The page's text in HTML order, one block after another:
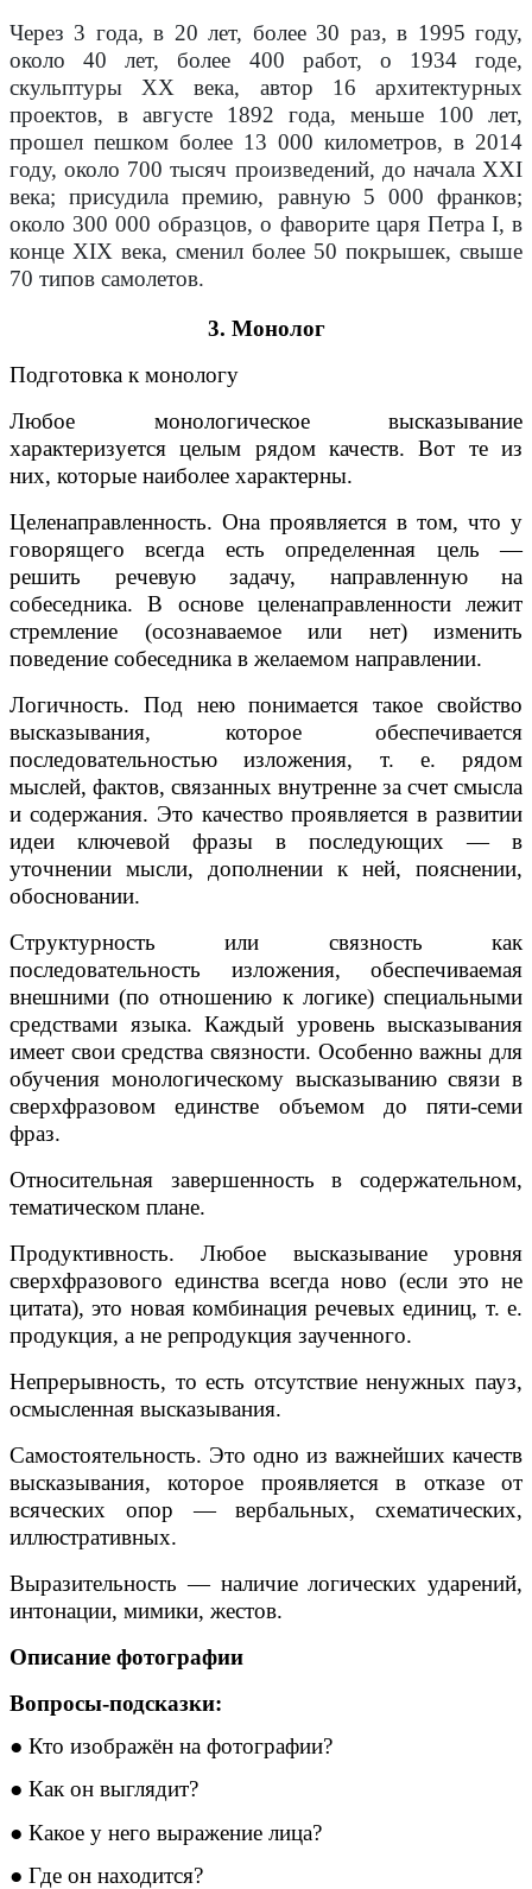
Через 3 года, в 20 лет, более 30 раз, в 1995 году,
около 40 лет, более 400 работ, о 1934 годе,
скульптуры XX века, автор 16 архитектурных
проектов, в августе 1892 года, меньше 100 лет,
прошел пешком более 13 000 километров, в 2014
году, около 700 тысяч произведений, до начала XXI
века; присудила премию, равную 5 000 франков;
около 300 000 образцов, о фаворите царя Петра I, в
конце XIX века, сменил более 50 покрышек, свыше
70 типов самолетов.
3. Монолог
Подготовка к монологу
Любое монологическое высказывание
характеризуется целым рядом качеств. Вот те из
них, которые наиболее характерны.
Целенаправленность. Она проявляется в том, что у
говорящего всегда есть определенная цель —
решить речевую задачу, направленную на
собеседника. В основе целенаправленности лежит
стремление (осознаваемое или нет) изменить
поведение собеседника в желаемом направлении.
Логичность. Под нею понимается такое свойство
высказывания, которое обеспечивается
последовательностью изложения, т. е. рядом
мыслей, фактов, связанных внутренне за счет смысла
и содержания. Это качество проявляется в развитии
идеи ключевой фразы в последующих — в
уточнении мысли, дополнении к ней, пояснении,
обосновании.
Структурность или связность как
последовательность изложения, обеспечиваемая
внешними (по отношению к логике) специальными
средствами языка. Каждый уровень высказывания
имеет свои средства связности. Особенно важны для
обучения монологическому высказыванию связи в
сверхфразовом единстве объемом до пяти-семи
фраз.
Относительная завершенность в содержательном,
тематическом плане.
Продуктивность. Любое высказывание уровня
сверхфразового единства всегда ново (если это не
цитата), это новая комбинация речевых единиц, т. е.
продукция, а не репродукция заученного.
Непрерывность, то есть отсутствие ненужных пауз,
осмысленная высказывания.
Самостоятельность. Это одно из важнейших качеств
высказывания, которое проявляется в отказе от
всяческих опор — вербальных, схематических,
иллюстративных.
Выразительность — наличие логических ударений,
интонации, мимики, жестов.
Описание фотографии
Вопросы-подсказки:
● Кто изображён на фотографии?
● Как он выглядит?
● Какое у него выражение лица?
● Где он находится?